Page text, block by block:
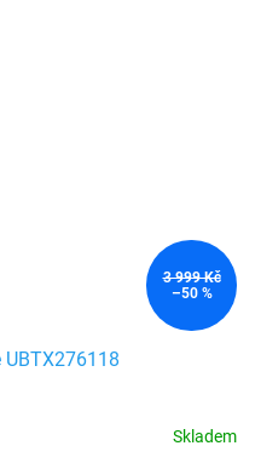
3 999 Kč
–50 %
UBTX276118
Skladem